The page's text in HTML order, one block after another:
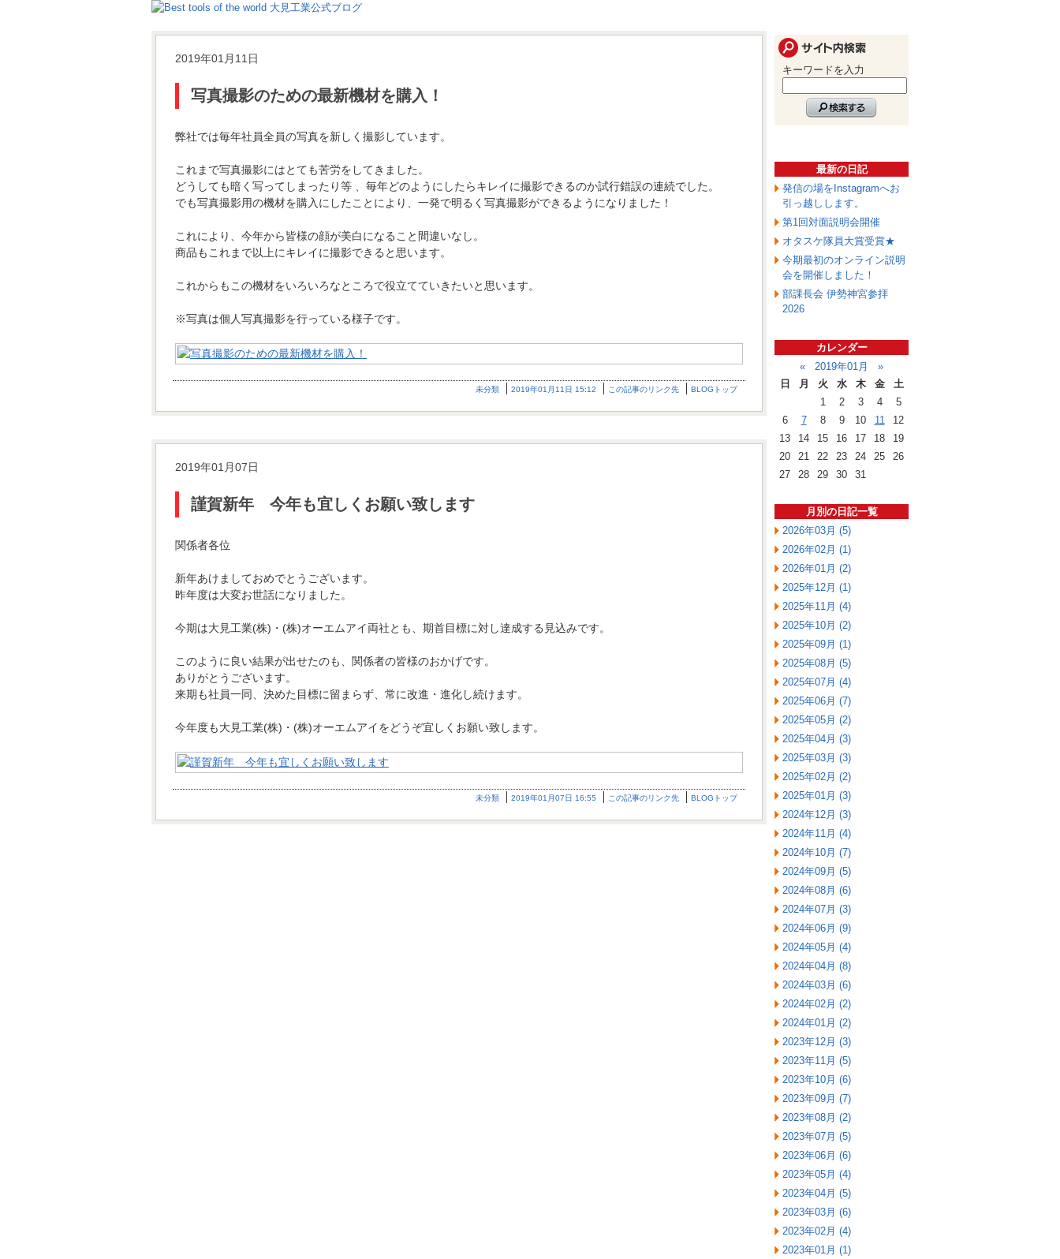
2019年01月11日
写真撮影のための最新機材を購入！
弊社では毎年社員全員の写真を新しく撮影しています。
これまで写真撮影にはとても苦労をしてきました。
どうしても暗く写ってしまったり等 、毎年どのようにしたらキレイに撮影できるのか試行錯誤の連続でした。
でも写真撮影用の機材を購入にしたことにより、一発で明るく写真撮影ができるようになりました！
これにより、今年から皆様の顔が美白になること間違いなし。
商品もこれまで以上にキレイに撮影できると思います。
これからもこの機材をいろいろなところで役立てていきたいと思います。
※写真は個人写真撮影を行っている様子です。
未分類 2019年01月11日 15:12 この記事のリンク先 BLOGトップ
2019年01月07日
謹賀新年 今年も宜しくお願い致します
関係者各位
新年あけましておめでとうございます。
昨年度は大変お世話になりました。
今期は大見工業(株)・(株)オーエムアイ両社とも、期首目標に対し達成する見込みです。
このように良い結果が出せたのも、関係者の皆様のおかげです。
ありがとうございます。
来期も社員一同、決めた目標に留まらず、常に改進・進化し続けます。
今年度も大見工業(株)・(株)オーエムアイをどうぞ宜しくお願い致します。
未分類 2019年01月07日 16:55 この記事のリンク先 BLOGトップ
キーワードを入力
最新の日記
発信の場をInstagramへお
引っ越しします。
第1回対面説明会開催
オタスケ隊員大賞受賞★
今期最初のオンライン説明
会を開催しました！
部課長会 伊勢神宮参拝
2026
カレンダー
«
2019年01月
»
日
月 火 水 木 金
土
1
2 3 4
5
6
7 8 9 10 11
12
13
14 15 16 17 18
19
20
21 22 23 24 25
26
27
28 29 30 31
月別の日記一覧
2026年03月 (5)
2026年02月 (1)
2026年01月 (2)
2025年12月 (1)
2025年11月 (4)
2025年10月 (2)
2025年09月 (1)
2025年08月 (5)
2025年07月 (4)
2025年06月 (7)
2025年05月 (2)
2025年04月 (3)
2025年03月 (3)
2025年02月 (2)
2025年01月 (3)
2024年12月 (3)
2024年11月 (4)
2024年10月 (7)
2024年09月 (5)
2024年08月 (6)
2024年07月 (3)
2024年06月 (9)
2024年05月 (4)
2024年04月 (8)
2024年03月 (6)
2024年02月 (2)
2024年01月 (2)
2023年12月 (3)
2023年11月 (5)
2023年10月 (6)
2023年09月 (7)
2023年08月 (2)
2023年07月 (5)
2023年06月 (6)
2023年05月 (4)
2023年04月 (5)
2023年03月 (6)
2023年02月 (4)
2023年01月 (1)